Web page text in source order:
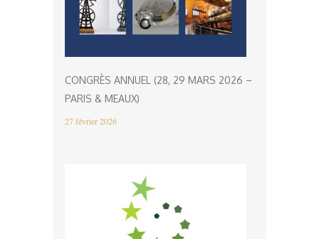
CONGRÈS ANNUEL (28, 29 MARS 2026 –
PARIS & MEAUX)
27 février 2026